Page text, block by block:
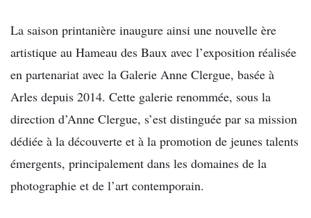
La saison printanière inaugure ainsi une nouvelle ère
artistique au Hameau des Baux avec l’exposition réalisée
en partenariat avec la Galerie Anne Clergue, basée à
Arles depuis 2014. Cette galerie renommée, sous la
direction d’Anne Clergue, s’est distinguée par sa mission
dédiée à la découverte et à la promotion de jeunes talents
émergents, principalement dans les domaines de la
photographie et de l’art contemporain.